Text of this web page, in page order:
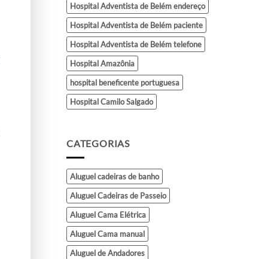
Hospital Adventista de Belém endereço
Hospital Adventista de Belém paciente
Hospital Adventista de Belém telefone
Hospital Amazônia
hospital beneficente portuguesa
Hospital Camilo Salgado
CATEGORIAS
Aluguel cadeiras de banho
Aluguel Cadeiras de Passeio
Aluguel Cama Elétrica
Aluguel Cama manual
Aluguel de Andadores